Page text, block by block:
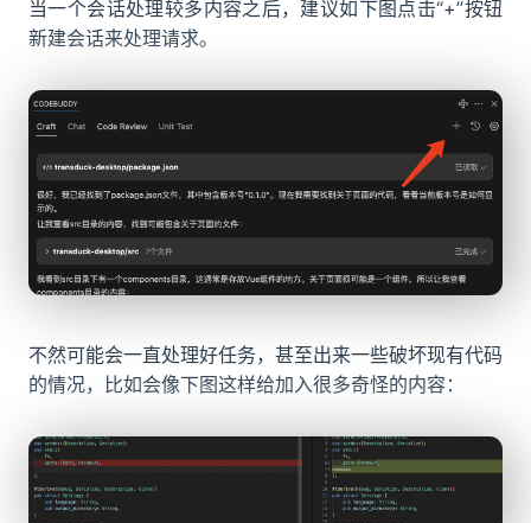
当一个会话处理较多内容之后，建议如下图点击“+”按钮
新建会话来处理请求。
不然可能会一直处理好任务，甚至出来一些破坏现有代码
的情况，比如会像下图这样给加入很多奇怪的内容：